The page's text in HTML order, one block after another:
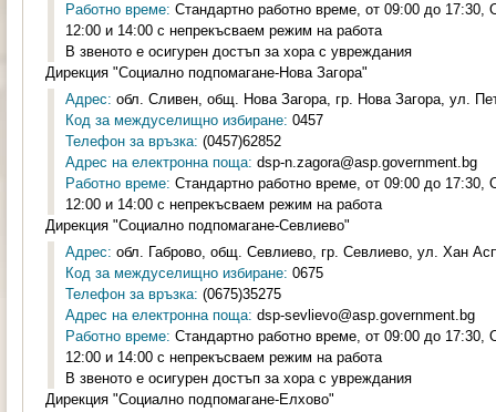
Работно време: Стандартно работно време, от 09:00 до
12:00 и 14:00 с непрекъсваем режим на работа
В звеното е осигурен достъп за хора с увреждания
Дирекция "Социално подпомагане-Нова Загора"
Адрес: обл. Сливен, общ. Нова Загора, гр. Нова Загора, ул.
Код за междуселищно избиране: 0457
Телефон за връзка: (0457)62852
Адрес на електронна поща: dsp-n.zagora@asp.government.bg
Работно време: Стандартно работно време, от 09:00 до
12:00 и 14:00 с непрекъсваем режим на работа
Дирекция "Социално подпомагане-Севлиево"
Адрес: обл. Габрово, общ. Севлиево, гр. Севлиево, ул. Хан
Код за междуселищно избиране: 0675
Телефон за връзка: (0675)35275
Адрес на електронна поща: dsp-sevlievo@asp.government.bg
Работно време: Стандартно работно време, от 09:00 до
12:00 и 14:00 с непрекъсваем режим на работа
В звеното е осигурен достъп за хора с увреждания
Дирекция "Социално подпомагане-Елхово"